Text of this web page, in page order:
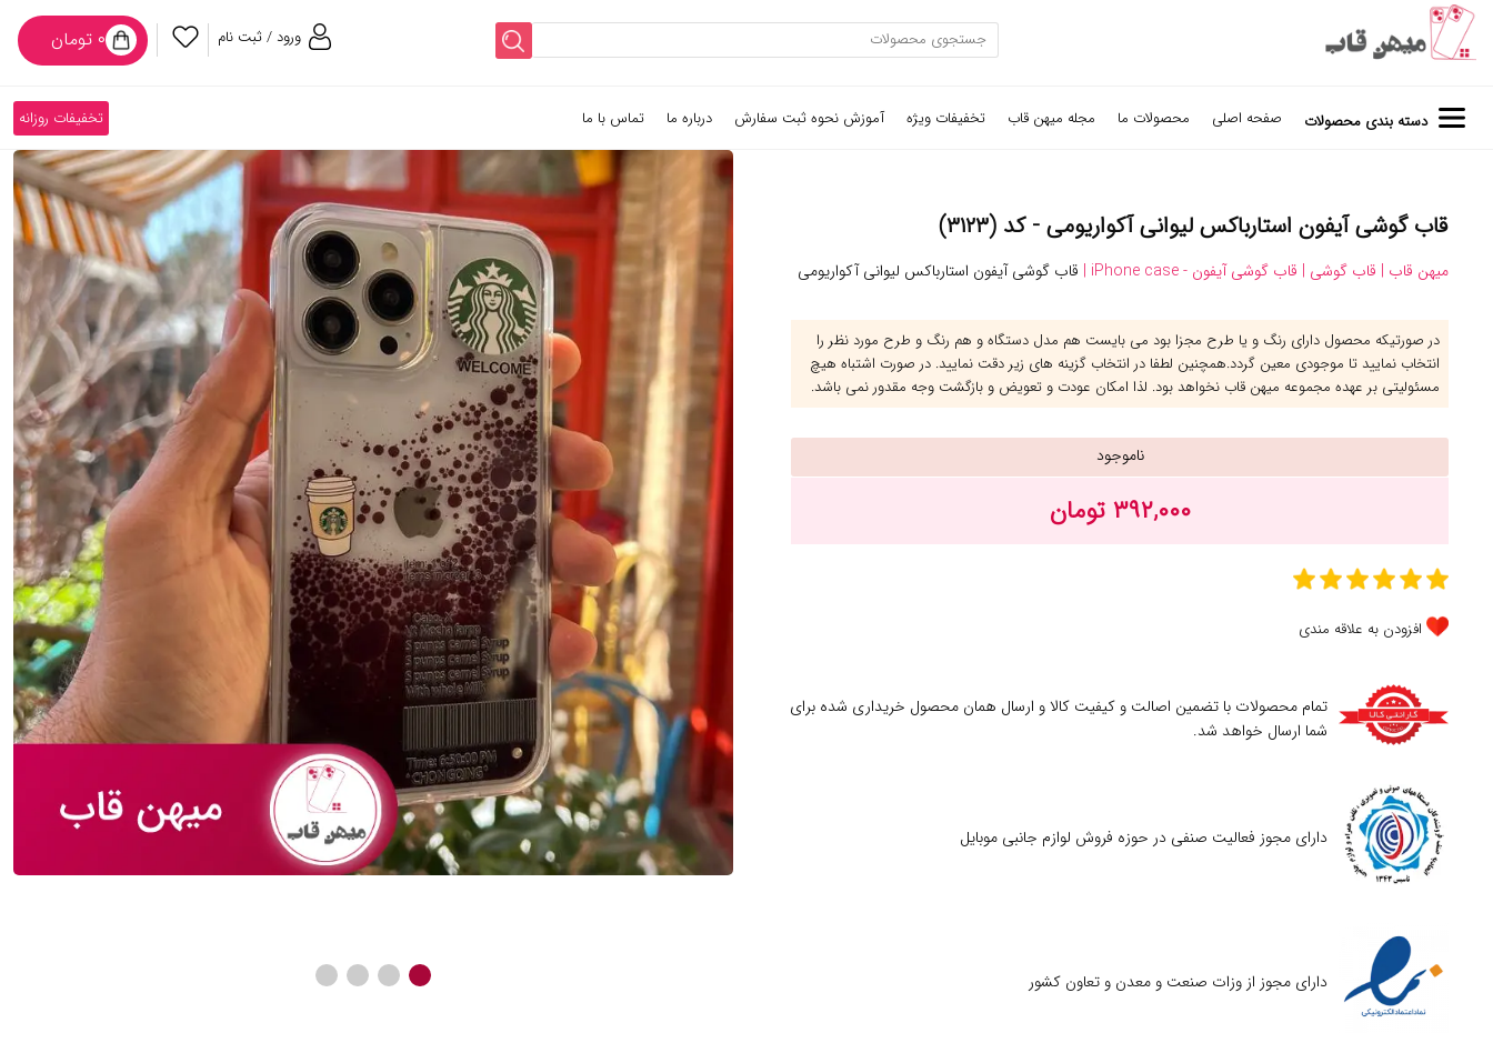
ورود / ثبت نام ۰ تومان
دسته بندی محصولات صفحه اصلی محصولات ما مجله میهن قاب تخفیفات ویژه آموزش نحوه ثبت سفارش درباره ما تماس با ما تخفیفات روزانه
قاب گوشی آیفون استارباکس لیوانی آکواریومی - کد (۳۱۲۳)
میهن قاب | قاب گوشی | قاب گوشی آیفون - iPhone case | قاب گوشی آیفون استارباکس لیوانی آکواریومی
در صورتیکه محصول دارای رنگ و یا طرح مجزا بود می بایست هم مدل دستگاه و هم رنگ و طرح مورد نظر را
انتخاب نمایید تا موجودی معین گردد.همچنین لطفا در انتخاب گزینه های زیر دقت نمایید. در صورت اشتباه هیچ
مسئولیتی بر عهده مجموعه میهن قاب نخواهد بود. لذا امکان عودت و تعویض و بازگشت وجه مقدور نمی باشد.
ناموجود
۳۹۲,۰۰۰ تومان
افزودن به علاقه مندی
تمام محصولات با تضمین اصالت و کیفیت کالا و ارسال همان محصول خریداری شده برای
شما ارسال خواهد شد.
دارای مجوز فعالیت صنفی در حوزه فروش لوازم جانبی موبایل
دارای مجوز از وزات صنعت و معدن و تعاون کشور